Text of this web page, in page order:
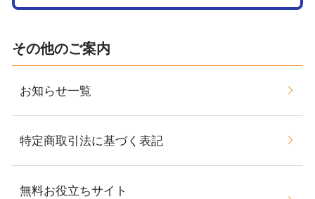
その他のご案内
お知らせ一覧
特定商取引法に基づく表記
無料お役立ちサイト